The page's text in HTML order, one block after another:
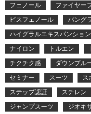
フェノール
ファイヤー
ビスフェノール
バング
ハイグラルエキスパンション
ナイロン
トルエン
チクチク感
ダウンプル
セミナー
スーツ ス
ステップ認証
スチレン
ジャンプスーツ
ジオキ